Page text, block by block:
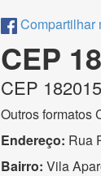
Compartilhar
CEP
CEP
Outros formatos
Endereço: Rua
Bairro: Vila